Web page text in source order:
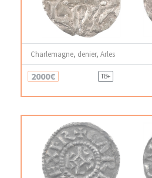
Charlemagne, denier, Arles
2000€ TB+